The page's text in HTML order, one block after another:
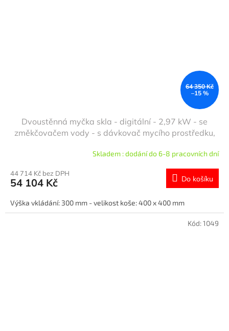
64 350 Kč
–15 %
Dvoustěnná myčka skla - digitální - 2,97 kW - se
změkčovačem vody - s dávkovač mycího prostředku,
Skladem : dodání do 6-8 pracovních dní
44 714 Kč bez DPH
54 104 Kč Do košíku
Výška vkládání: 300 mm - velikost koše: 400 x 400 mm
Kód:1049